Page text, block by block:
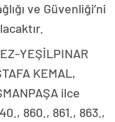
ve Güvenliği’ni
YEŞİLPINAR
KEMAL,
ilce
860., 861., 863.,